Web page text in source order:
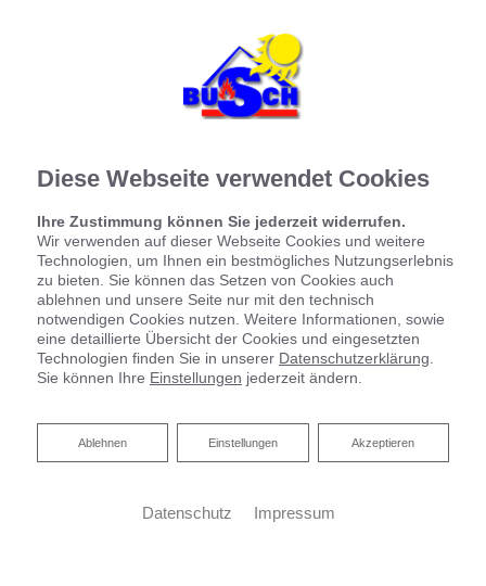
Diese Webseite verwendet Cookies
Ihre Zustimmung können Sie jederzeit widerrufen.
Wir verwenden auf dieser Webseite Cookies und weitere
Technologien, um Ihnen ein bestmögliches Nutzungserlebnis
zu bieten. Sie können das Setzen von Cookies auch
ablehnen und unsere Seite nur mit den technisch
notwendigen Cookies nutzen. Weitere Informationen, sowie
eine detaillierte Übersicht der Cookies und eingesetzten
Technologien finden Sie in unserer Datenschutzerklärung
Sie können Ihre Einstellungen jederzeit ändern.
Akzeptieren
Einstellungen
Ablehnen
Ablehnen
Datenschutz Impressum